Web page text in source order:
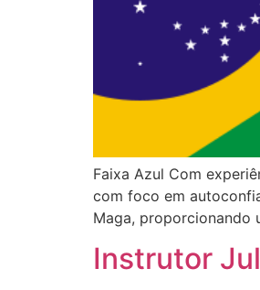
Faixa Azul Com
com foco em
Maga, proporcionando
Instrutor